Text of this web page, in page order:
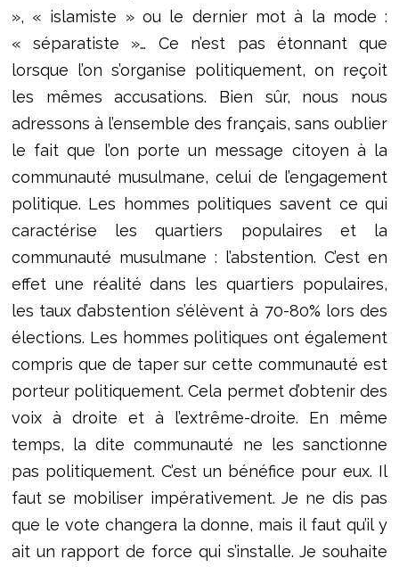
», « islamiste » ou le dernier mot à la mode :
« séparatiste »… Ce n’est pas étonnant que
lorsque l’on s’organise politiquement, on reçoit
les mêmes accusations. Bien sûr, nous nous
adressons à l’ensemble des français, sans oublier
le fait que l’on porte un message citoyen à la
communauté musulmane, celui de l’engagement
politique. Les hommes politiques savent ce qui
caractérise les quartiers populaires et la
communauté musulmane : l’abstention. C’est en
effet une réalité dans les quartiers populaires,
les taux d’abstention s’élèvent à 70-80% lors des
élections. Les hommes politiques ont également
compris que de taper sur cette communauté est
porteur politiquement. Cela permet d’obtenir des
voix à droite et à l’extrême-droite. En même
temps, la dite communauté ne les sanctionne
pas politiquement. C’est un bénéfice pour eux. Il
faut se mobiliser impérativement. Je ne dis pas
que le vote changera la donne, mais il faut qu’il y
ait un rapport de force qui s’installe. Je souhaite